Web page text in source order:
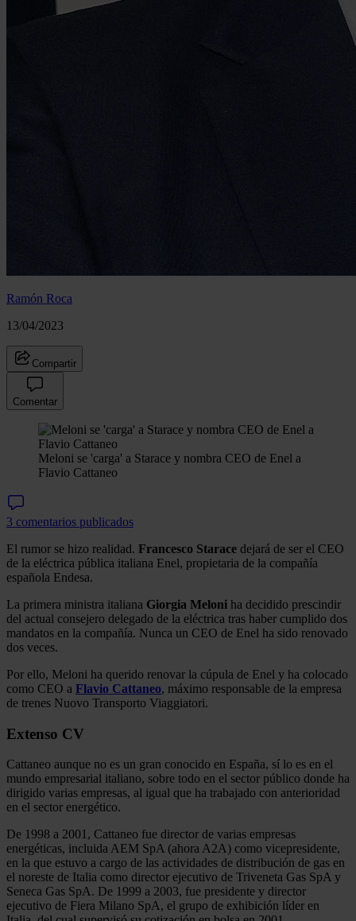
Ramón Roca
13/04/2023
Compartir
Comentar
Meloni se 'carga' a Starace y nombra CEO de Enel a
Flavio Cattaneo
3 comentarios publicados
El rumor se hizo realidad. Francesco Starace dejará de ser el CEO
de la eléctrica pública italiana Enel, propietaria de la compañía
española Endesa.
La primera ministra italiana Giorgia Meloni ha decidido prescindir
del actual consejero delegado de la eléctrica tras haber cumplido dos
mandatos en la compañía. Nunca un CEO de Enel ha sido renovado
dos veces.
Por ello, Meloni ha querido renovar la cúpula de Enel y ha colocado
como CEO a Flavio Cattaneo, máximo responsable de la empresa
de trenes Nuovo Transporto Viaggiatori.
Extenso CV
Cattaneo aunque no es un gran conocido en España, sí lo es en el
mundo empresarial italiano, sobre todo en el sector público donde ha
dirigido varias empresas, al igual que ha trabajado con anterioridad
en el sector energético.
De 1998 a 2001, Cattaneo fue director de varias empresas
energéticas, incluida AEM SpA (ahora A2A) como vicepresidente,
en la que estuvo a cargo de las actividades de distribución de gas en
el noreste de Italia como director ejecutivo de Triveneta Gas SpA y
Seneca Gas SpA. De 1999 a 2003, fue presidente y director
ejecutivo de Fiera Milano SpA, el grupo de exhibición líder en